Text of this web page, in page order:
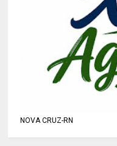
NOVA CRUZ-RN